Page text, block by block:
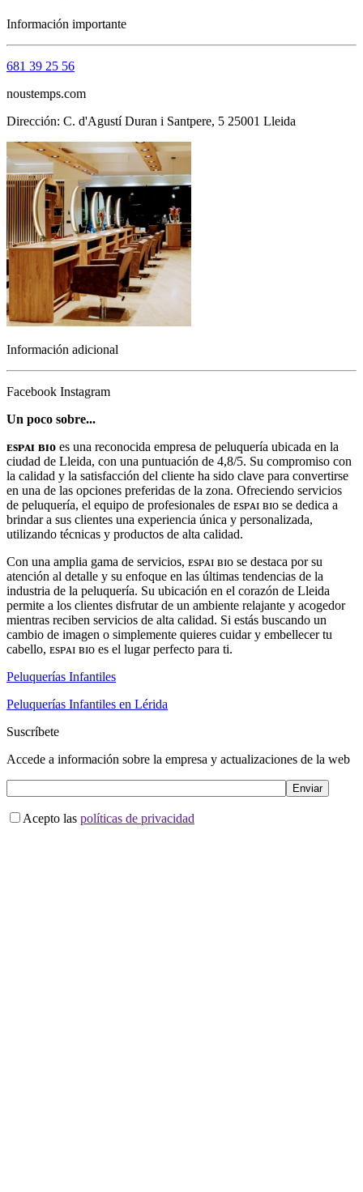
Información importante
681 39 25 56
noustemps.com
Dirección: C. d'Agustí Duran i Santpere, 5 25001 Lleida
Información adicional
Facebook Instagram
Un poco sobre...
ᴇsᴘᴀɪ ʙɪᴏ es una reconocida empresa de peluquería ubicada en la
ciudad de Lleida, con una puntuación de 4,8/5. Su compromiso con
la calidad y la satisfacción del cliente ha sido clave para convertirse
en una de las opciones preferidas de la zona. Ofreciendo servicios
de peluquería, el equipo de profesionales de ᴇsᴘᴀɪ ʙɪᴏ se dedica a
brindar a sus clientes una experiencia única y personalizada,
utilizando técnicas y productos de alta calidad.
Con una amplia gama de servicios, ᴇsᴘᴀɪ ʙɪᴏ se destaca por su
atención al detalle y su enfoque en las últimas tendencias de la
industria de la peluquería. Su ubicación en el corazón de Lleida
permite a los clientes disfrutar de un ambiente relajante y acogedor
mientras reciben servicios de alta calidad. Si estás buscando un
cambio de imagen o simplemente quieres cuidar y embellecer tu
cabello, ᴇsᴘᴀɪ ʙɪᴏ es el lugar perfecto para ti.
Peluquerías Infantiles
Peluquerías Infantiles en Lérida
Suscríbete
Accede a información sobre la empresa y actualizaciones de la web
Acepto las políticas de privacidad